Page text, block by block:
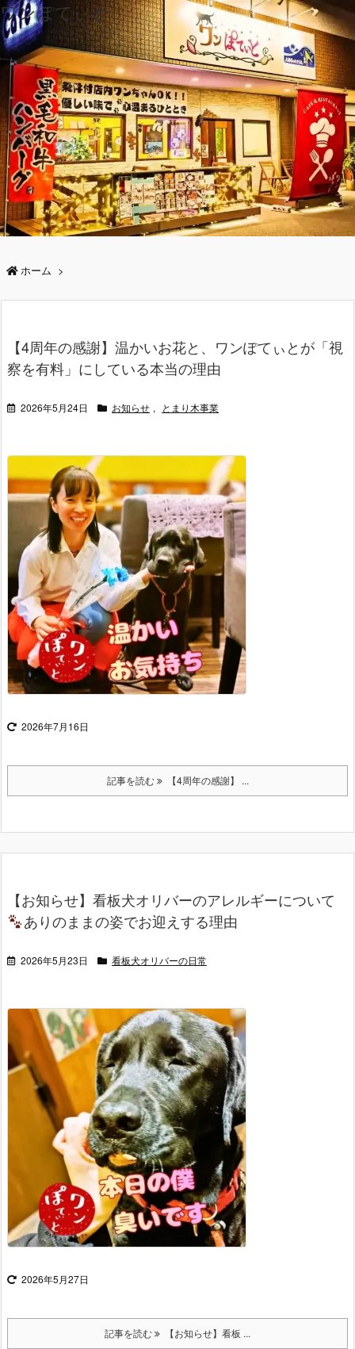
ワンぽてぃと
ホーム >
【4周年の感謝】温かいお花と、ワンぽてぃとが「視
察を有料」にしている本当の理由
2026年5月24日 お知らせ , とまり木事業
2026年7月16日
記事を読む 【4周年の感謝】 ...
【お知らせ】看板犬オリバーのアレルギーについて
ありのままの姿でお迎えする理由
2026年5月23日 看板犬オリバーの日常
2026年5月27日
記事を読む 【お知らせ】看板 ...